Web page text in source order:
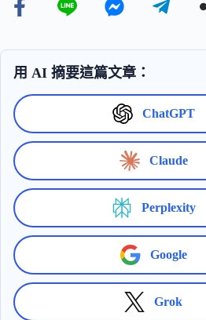
用 AI 摘要這篇文章：
ChatGPT
Claude
Perplexity
Google
Grok